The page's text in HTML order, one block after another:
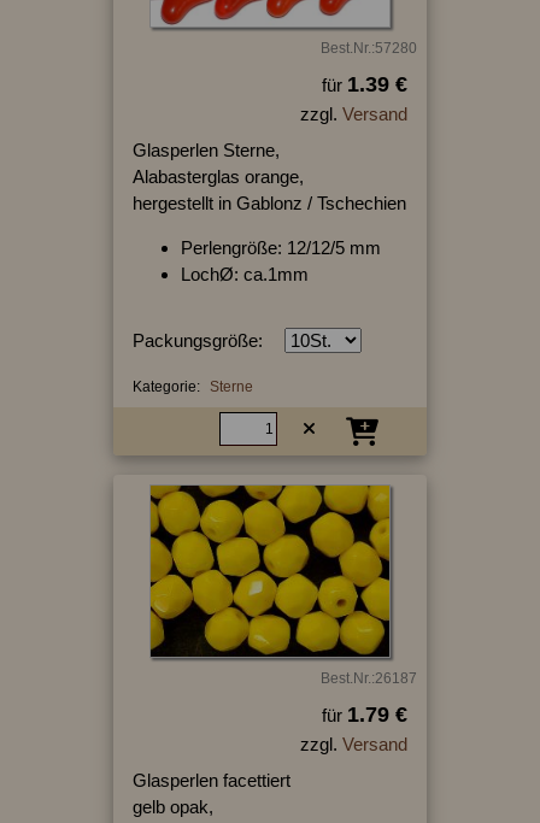
Best.Nr.:57280
für 1.39 €
zzgl. Versand
Glasperlen Sterne,
Alabasterglas orange,
hergestellt in Gablonz / Tschechien
Perlengröße: 12/12/5 mm
LochØ: ca.1mm
Packungsgröße:
Kategorie: Sterne
Best.Nr.:26187
für 1.79 €
zzgl. Versand
Glasperlen facettiert
gelb opak,